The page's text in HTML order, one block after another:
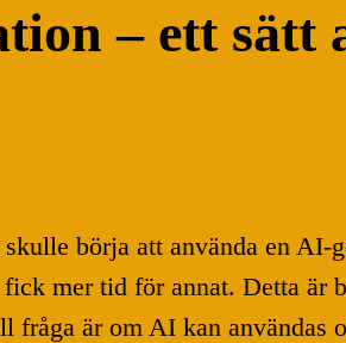
– ett sätt
börja att använda en
mer tid för annat. Detta är
är om AI kan användas